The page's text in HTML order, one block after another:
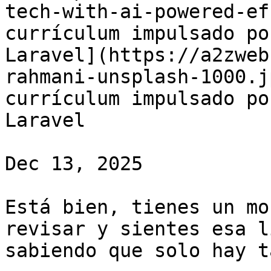
tech-with-ai-
currículum impulsado
Laravel](https://
rahmani-unsplash-
currículum impulsado
Laravel
Dec 13, 2025
Está bien, tienes un
revisar y sientes esa
sabiendo que solo